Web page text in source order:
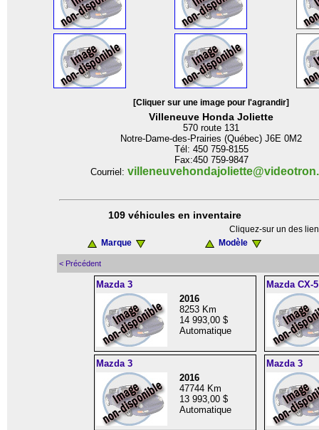
[Cliquer sur une image pour l'agrandir]
Villeneuve Honda Joliette
570 route 131
Notre-Dame-des-Prairies (Québec) J6E 0M2
Tél: 450 759-8155
Fax:450 759-9847
Courriel:
109 véhicules en inventaire
Cliquez-sur un des
Marque
Modèle
< Précédent
Mazda 3
2016
8253 Km
14 993,00 $
Automatique
Mazda CX-5
Mazda 3
2016
47744 Km
13 993,00 $
Automatique
Mazda 3